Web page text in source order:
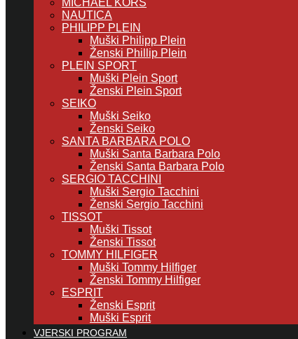
MICHAEL KORS
NAUTICA
PHILIPP PLEIN
Muški Philipp Plein
Ženski Phillip Plein
PLEIN SPORT
Muški Plein Sport
Ženski Plein Sport
SEIKO
Muški Seiko
Ženski Seiko
SANTA BARBARA POLO
Muški Santa Barbara Polo
Ženski Santa Barbara Polo
SERGIO TACCHINI
Muški Sergio Tacchini
Ženski Sergio Tacchini
TISSOT
Muški Tissot
Ženski Tissot
TOMMY HILFIGER
Muški Tommy Hilfiger
Ženski Tommy Hilfiger
ESPRIT
Ženski Esprit
Muški Esprit
VJERSKI PROGRAM